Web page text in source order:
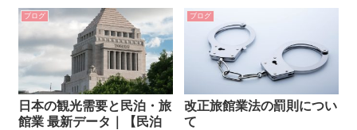
ブログ
日本の観光需要と民泊・旅
館業 最新データ｜【民泊
ブログ
改正旅館業法の罰則につい
て